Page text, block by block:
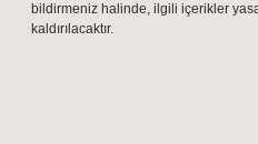
bildirmeniz halinde, ilgili içerikler
kaldırılacaktır.